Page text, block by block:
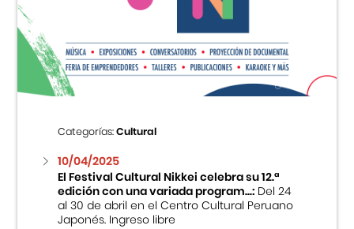
Categorías:Cultural
10/04/2025
El Festival Cultural Nikkei celebra su 12.ª
edición con una variada program...:Del 24
al 30 de abril en el Centro Cultural Peruano
Japonés. Ingreso libre